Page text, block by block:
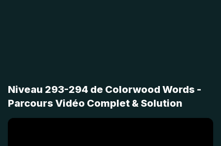
Niveau 293-294 de Colorwood Words -
Parcours Vidéo Complet & Solution